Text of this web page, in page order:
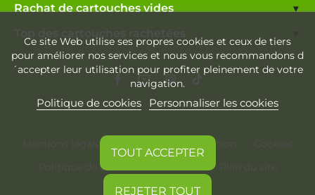
Rachat de cartouches vides ▾
Top des cartouches rachetées
Ce site Web utilise ses propres cookies et ceux de tiers
pour améliorer nos services et nous vous recommandons d
´accepter leur utilisation pour profiter pleinement de votre
navigation.
Politique de cookies Personnaliser les cookies
REJETER TOUT
TOUT ACCEPTER
Mentions légales Conditions d'utilisation
Cookies
Politique de confidentialité
Plan du site